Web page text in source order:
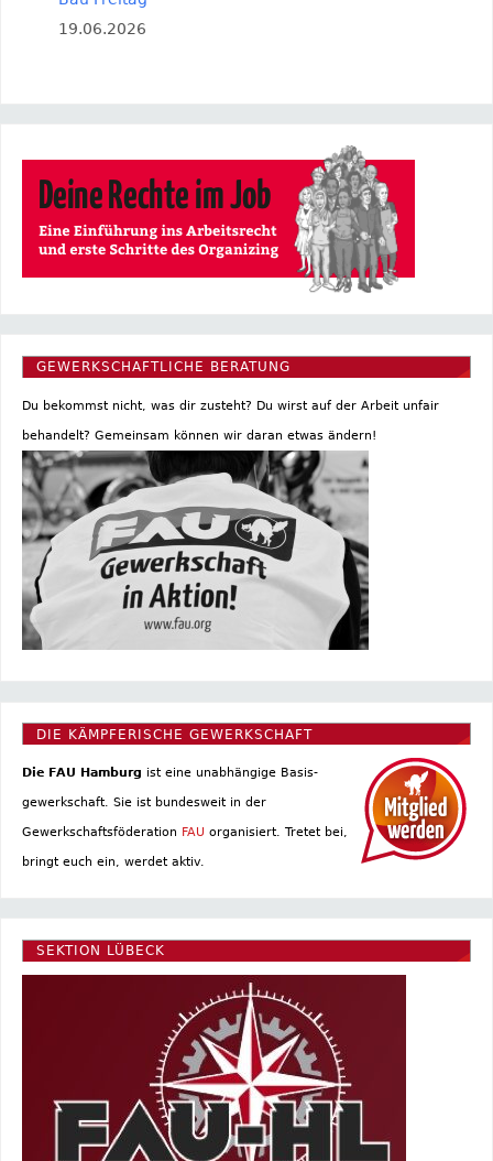
19.06.2026
GEWERKSCHAFTLICHE BERATUNG
Du bekommst nicht, was dir zusteht? Du wirst auf der Arbeit unfair
behandelt? Gemeinsam können wir daran etwas ändern!
DIE KÄMPFERISCHE GEWERKSCHAFT
Die FAU Hamburg ist eine un­abhängige Basis­
gewerkschaft. Sie ist bundesweit in der
Gewerkschaftsföderation FAU organisiert. Tretet bei,
bringt euch ein, werdet aktiv.
SEKTION LÜBECK